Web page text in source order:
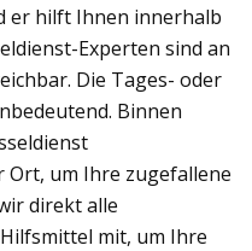
er hilft Ihnen innerhalb
Experten sind an
Die Tages- oder
Binnen
Ort, um Ihre zugefallene
direkt alle
mit, um Ihre